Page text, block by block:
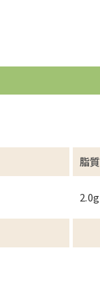
脂質
2.0g